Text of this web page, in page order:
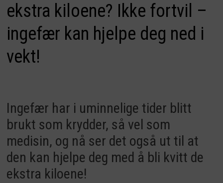
ekstra kiloene? Ikke fortvil –
ingefær kan hjelpe deg ned i
vekt!
Ingefær har i uminnelige tider blitt
brukt som krydder, så vel som
medisin, og nå ser det også ut til at
den kan hjelpe deg med å bli kvitt de
ekstra kiloene!